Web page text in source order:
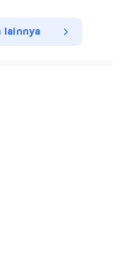
lainnya